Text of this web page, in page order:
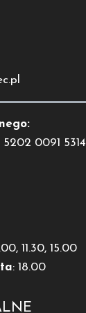
0091 5314
11.30, 15.00
: 18.00